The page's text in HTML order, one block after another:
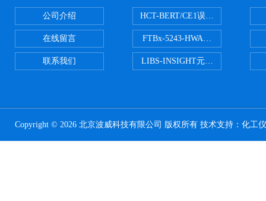
公司介绍
在线留言
联系我们
HCT-BERT/CE1误码测试仪
FTBx-5243-HWA光谱分析仪
LIBS-INSIGHT元素光谱分析仪
Copyright © 2026 北京波威科技有限公司 版权所有 技术支持： 化工